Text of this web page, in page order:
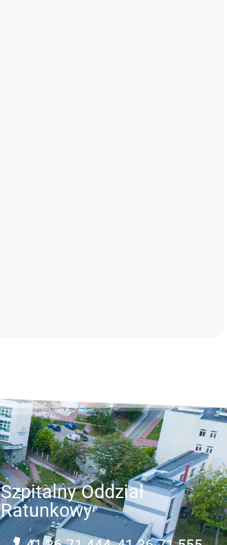
Szpitalny Oddział
Ratunkowy